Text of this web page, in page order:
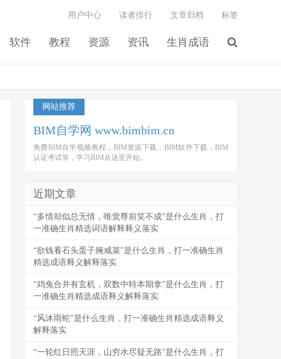
软件 教程 资源 资讯 生肖成语
用户中心 读者排行 文章归档 标签
网站推荐
BIM自学网 www.bimbim.cn
免费BIM自学视频教程，BIM资源下载，BIM软件下载，BIM
认证考试等，学习BIM从这里开始。
近期文章
“多情却似总无情，唯觉尊前笑不成”是什么生肖，打
一准确生肖精选词语解释释义落实
“欲钱看石头蛋子腌咸菜”是什么生肖，打一准确生肖
精选成语释义解释落实
“鸡兔合并有玄机，双数中特本期拿”是什么生肖，打
一准确生肖精选成语释义解释落实
“风沐雨蛇”是什么生肖，打一准确生肖精选成语释义
解释落实
“一轮红日照天涯，山穷水尽疑无路”是什么生肖，打